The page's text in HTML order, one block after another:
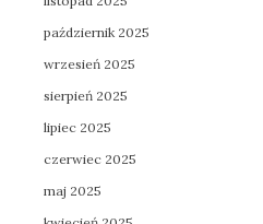
październik 2025
wrzesień 2025
sierpień 2025
lipiec 2025
czerwiec 2025
maj 2025